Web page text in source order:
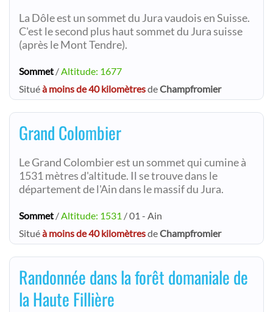
La Dôle est un sommet du Jura vaudois en Suisse.
C'est le second plus haut sommet du Jura suisse
(après le Mont Tendre).
Sommet / Altitude: 1677
Situéà moins de 40 kilomètresdeChampfromier
Grand Colombier
Le Grand Colombier est un sommet qui cumine à
1531 mètres d'altitude. Il se trouve dans le
département de l'Ain dans le massif du Jura.
Sommet / Altitude: 1531 / 01 - Ain
Situéà moins de 40 kilomètresdeChampfromier
Randonnée dans la forêt domaniale de
la Haute Fillière